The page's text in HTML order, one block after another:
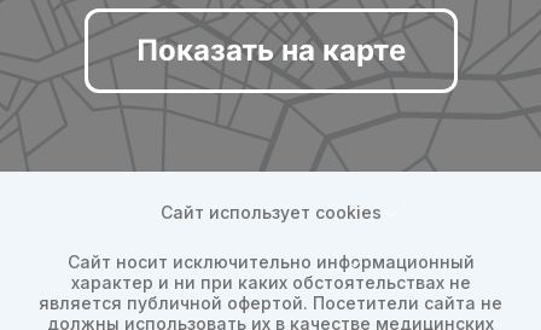
Показать на карте
Сайт использует cookies
Сайт носит исключительно информационный
характер и ни при каких обстоятельствах не
является публичной офертой. Посетители сайта не
должны использовать их в качестве медицинских